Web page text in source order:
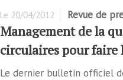
Le 20/04/2012 Revue de
Management de la
circulaires pour faire
Le dernier bulletin officiel